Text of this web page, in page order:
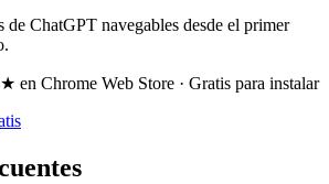
de ChatGPT navegables desde el primer
en Chrome Web Store · Gratis para instalar